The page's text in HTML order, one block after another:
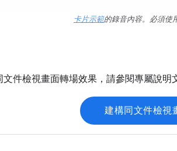
卡片示範的錄音內容。必須使
件檢視畫面轉場效果，請參閱專屬說明
建構同文件檢視